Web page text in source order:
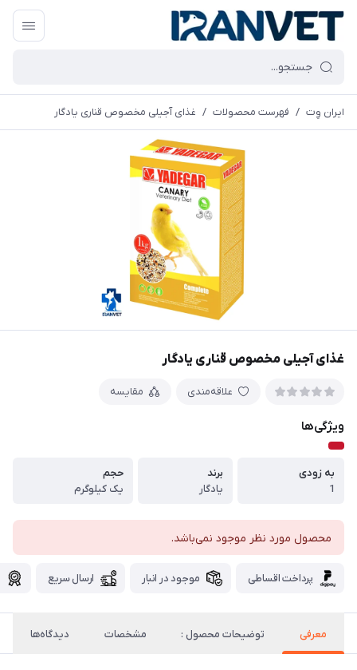
ایران وِت / فهرست محصولات / غذای آجیلی مخصوص قناری یادگار
غذای آجیلی مخصوص قناری یادگار
علاقه‌مندی مقایسه
ویژگی‌ها
به زودی
1
برند
یادگار
حجم
یک کیلوگرم
محصول مورد نظر موجود نمی‌باشد.
پرداخت اقساطی موجود در انبار ارسال سریع
معرفی توضیحات محصول : مشخصات دیدگاه‌ها